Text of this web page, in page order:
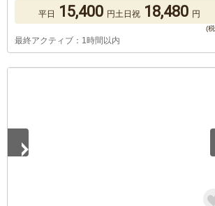
平日 15,400 円土日祝 18,480 円
最終アクティブ：1時間以内